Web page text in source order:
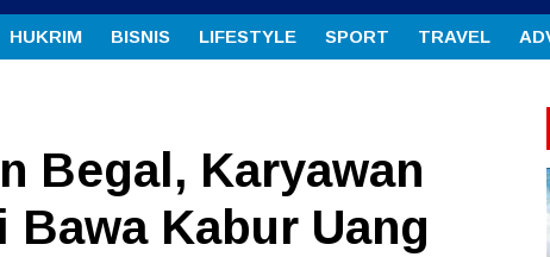
HUKRIM BISNIS LIFESTYLE SPORT TRAVEL
Begal, Karyawan
Kabur Uang